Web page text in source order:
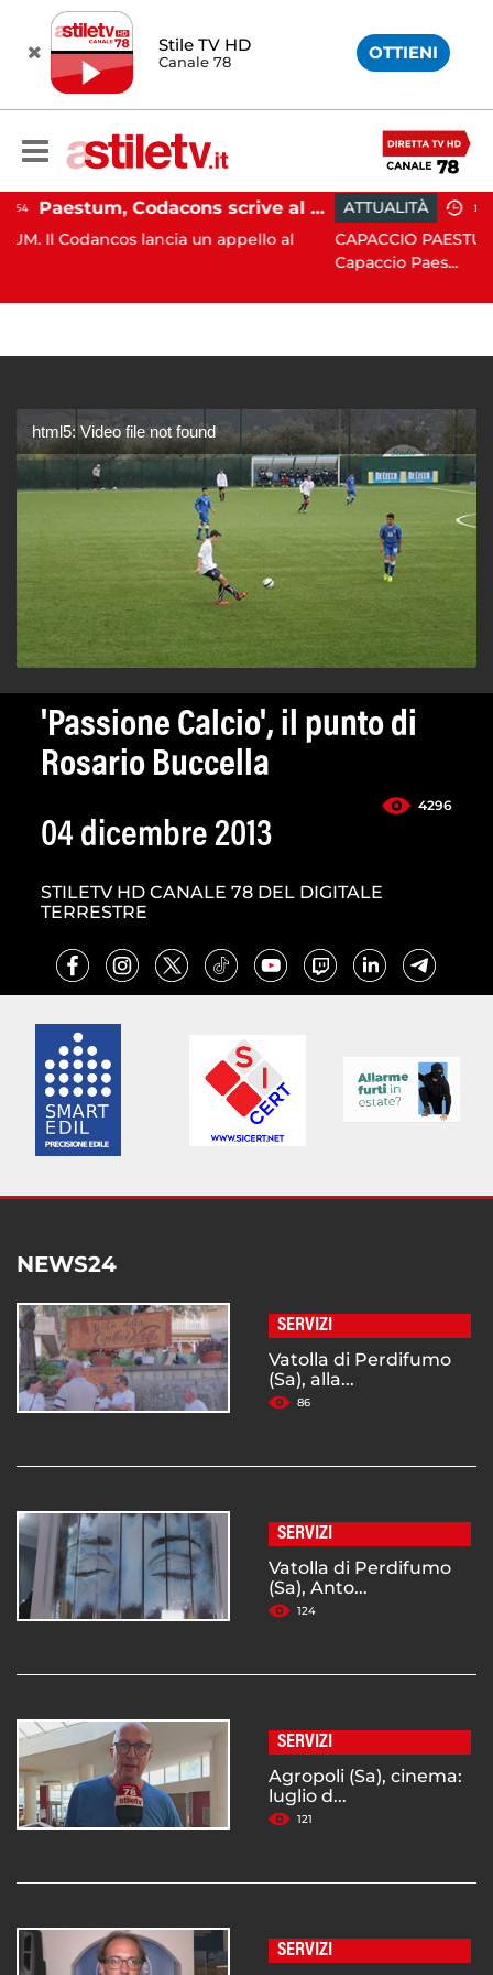
Stile TV HD
Canale 78 OTTIENI
Paestum, Codacons scrive al ministro Giuli: "Rilanciare scavi dell'Anfiteatro nell'area archeologica"
lancia un appello al
ATTUALITÀ 15:05
CAPACCIO PAESTUM. Incisiva
html5: Video file not found
'Passione Calcio', il punto di
Rosario Buccella
4296
04 dicembre 2013
STILETV HD CANALE 78 DEL DIGITALE
TERRESTRE
NEWS24
SERVIZI
Vatolla di Perdifumo
(Sa), alla...
86
SERVIZI
Vatolla di Perdifumo
(Sa), Anto...
124
SERVIZI
Agropoli (Sa), cinema:
luglio d...
121
SERVIZI